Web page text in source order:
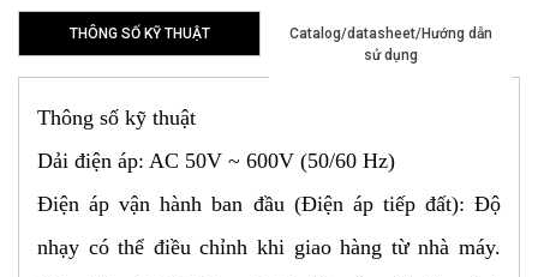
THÔNG SỐ KỸ THUẬT
Catalog/datasheet/Hướng dẫn
sử dụng
Thông số kỹ thuật
Dải điện áp: AC 50V ~ 600V (50/60 Hz)
Điện áp vận hành ban đầu (Điện áp tiếpđất): Độ
nhạy có thể điều chỉnh khi giao hàng từ nhà máy.